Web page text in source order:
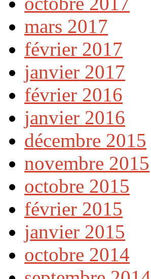
mars 2017
février 2017
janvier 2017
février 2016
janvier 2016
décembre 2015
novembre 2015
octobre 2015
février 2015
janvier 2015
octobre 2014